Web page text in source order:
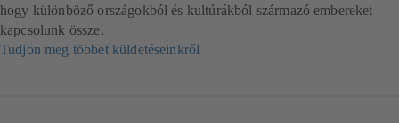
hogy különböző országokból és kultúrákból származó embereket
kapcsolunk össze.
Tudjon meg többet küldetéseinkről